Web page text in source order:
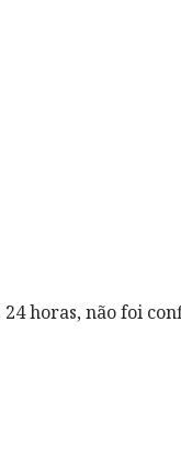
horas, não foi